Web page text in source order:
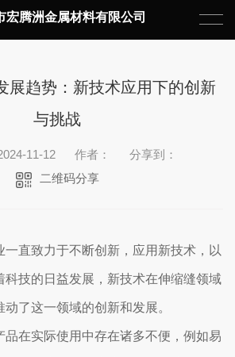
宏腾洲金属材料有限公司
展趋势：新技术应用下的创新
与挑战
11-12 作者：
分享到：
二维码分享
一直致力于不断创新，应用新技术，以
科技的日益发展，新技术在伸缩缝领域
了这一领域的创新和发展。
品在实际使用中存在诸多不便，例如易